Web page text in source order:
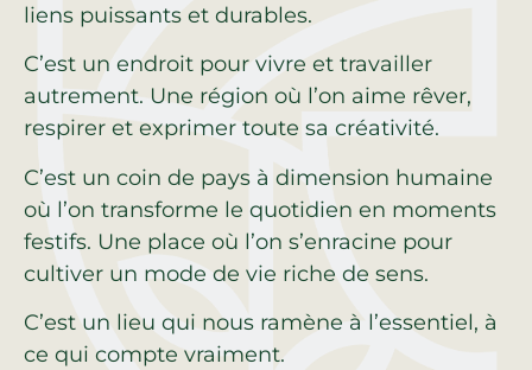
liens puissants et durables.
C’est un endroit pour vivre et travailler
autrement. Une région où l’on aime rêver,
respirer et exprimer toute sa créativité.
C’est un coin de pays à dimension humaine
où l’on transforme le quotidien en moments
festifs. Une place où l’on s’enracine pour
cultiver un mode de vie riche de sens.
C’est un lieu qui nous ramène à l’essentiel, à
ce qui compte vraiment.